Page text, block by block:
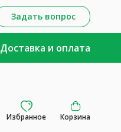
Задать вопрос
Доставка и оплата
Избранное Корзина